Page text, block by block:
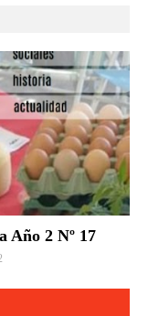
Año 2 Nº 17